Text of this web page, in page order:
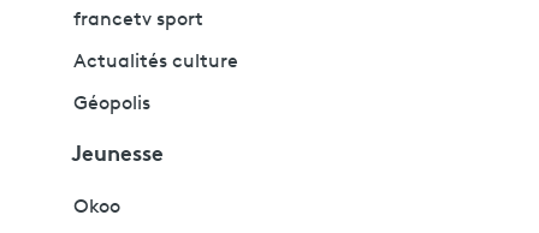
francetv sport
Actualités culture
Géopolis
Jeunesse
Okoo